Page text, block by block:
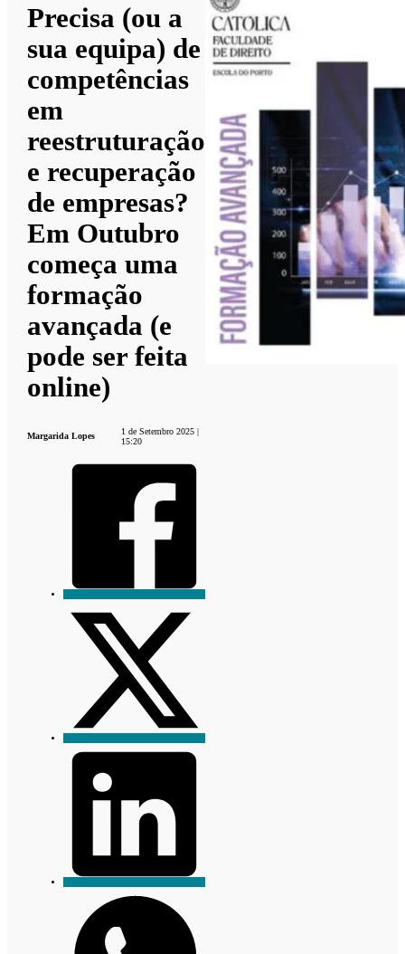
Precisa (ou a
sua equipa) de
competências
em
reestruturação
e recuperação
de empresas?
Em Outubro
começa uma
formação
avançada (e
pode ser feita
online)
Margarida Lopes
1 de Setembro 2025 |
15:20